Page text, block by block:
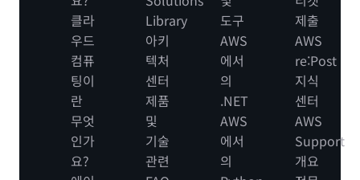
클라
우드
컴퓨
팅이
란
무엇
인가
요?
Library
아키
텍처
센터
제품
및
기술
관련
도구
AWS
에서
의
.NET
AWS
에서
의
제출
AWS
re:Post
지식
센터
AWS
Support
개요